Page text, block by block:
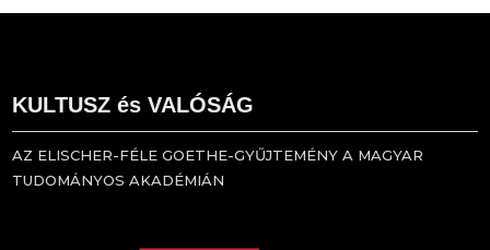
KULTUSZ és VALÓSÁG
AZ ELISCHER-FÉLE GOETHE-GYŰJTEMÉNY A MAGYAR
TUDOMÁNYOS AKADÉMIÁN